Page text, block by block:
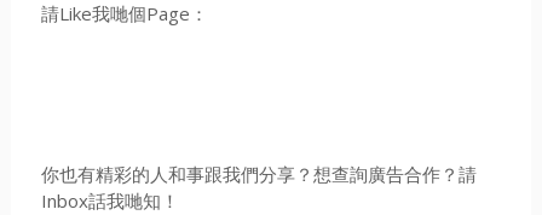
請Like我哋個Page：
你也有精彩的人和事跟我們分享？想查詢廣告合作？請
Inbox話我哋知！